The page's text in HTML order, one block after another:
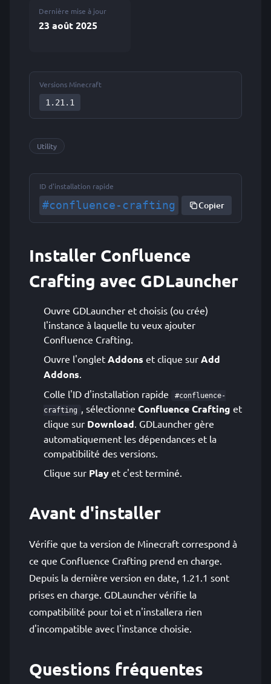
Dernière mise à jour
23 août 2025
Versions Minecraft
1.21.1
Utility
ID d'installation rapide
#confluence-crafting Copier
Installer Confluence
Crafting avec GDLauncher
Ouvre GDLauncher et choisis (ou crée)
l'instance à laquelle tu veux ajouter
Confluence Crafting.
Ouvre l'onglet Addons et clique sur Add
Addons.
Colle l'ID d'installation rapide
#confluence-
crafting , sélectionne Confluence Crafting et
clique sur Download. GDLauncher gère
automatiquement les dépendances et la
compatibilité des versions.
Clique sur Play et c'est terminé.
Avant d'installer
Vérifie que ta version de Minecraft correspond à
ce que Confluence Crafting prend en charge.
Depuis la dernière version en date, 1.21.1 sont
prises en charge. GDLauncher vérifie la
compatibilité pour toi et n'installera rien
d'incompatible avec l'instance choisie.
Questions fréquentes